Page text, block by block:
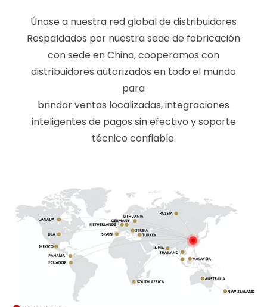
Únase a nuestra red global de distribuidores
Respaldados por nuestra sede de fabricación
con sede en China, cooperamos con
distribuidores autorizados en todo el mundo
para
brindar ventas localizadas, integraciones
inteligentes de pagos sin efectivo y soporte
técnico confiable.